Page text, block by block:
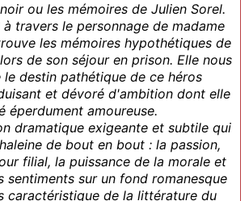
ou les mémoires de Julien Sorel.
travers le personnage de madame
les mémoires hypothétiques de
de son séjour en prison. Elle nous
destin pathétique de ce héros
et dévoré d'ambition dont elle
éperdument amoureuse.
dramatique exigeante et subtile qui
de bout en bout : la passion,
filial, la puissance de la morale et
sentiments sur un fond romanesque
caractéristique de la littérature du